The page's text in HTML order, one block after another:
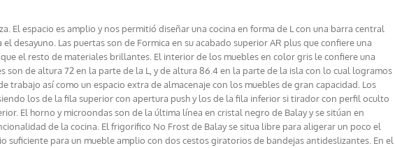
El espacio es amplio y nos permitió diseñar una cocina en forma de L con una barra central
desayuno. Las puertas son de Formica en su acabado superior AR plus que confiere una
el resto de materiales brillantes. El interior de los muebles en color gris le confiere una
son de altura 72 en la parte de la L, y de altura 86.4 en la parte de la isla con lo cual logramos
trabajo así como un espacio extra de almacenaje con los muebles de gran capacidad. Los
los de la fila superior con apertura push y los de la fila inferior si tirador con perfil oculto
El horno y microondas son de la última línea en cristal negro de Balay y se sitúan en
de la cocina. El frigorifico No Frost de Balay se situa libre para aligerar un poco el
suficiente para un mueble amplio con dos cestos giratorios de bandejas antideslizantes. En el